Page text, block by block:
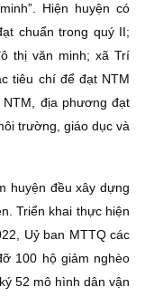
Hiện huyện có
chuẩn trong quý II;
thị văn minh; xã Trí
tiêu chí để đạt NTM
địa phương đạt
trường, giáo dục và
huyện đều xây dựng
Triển khai thực hiện
Uỷ ban MTTQ các
100 hộ giảm nghèo
52 mô hình dân vận